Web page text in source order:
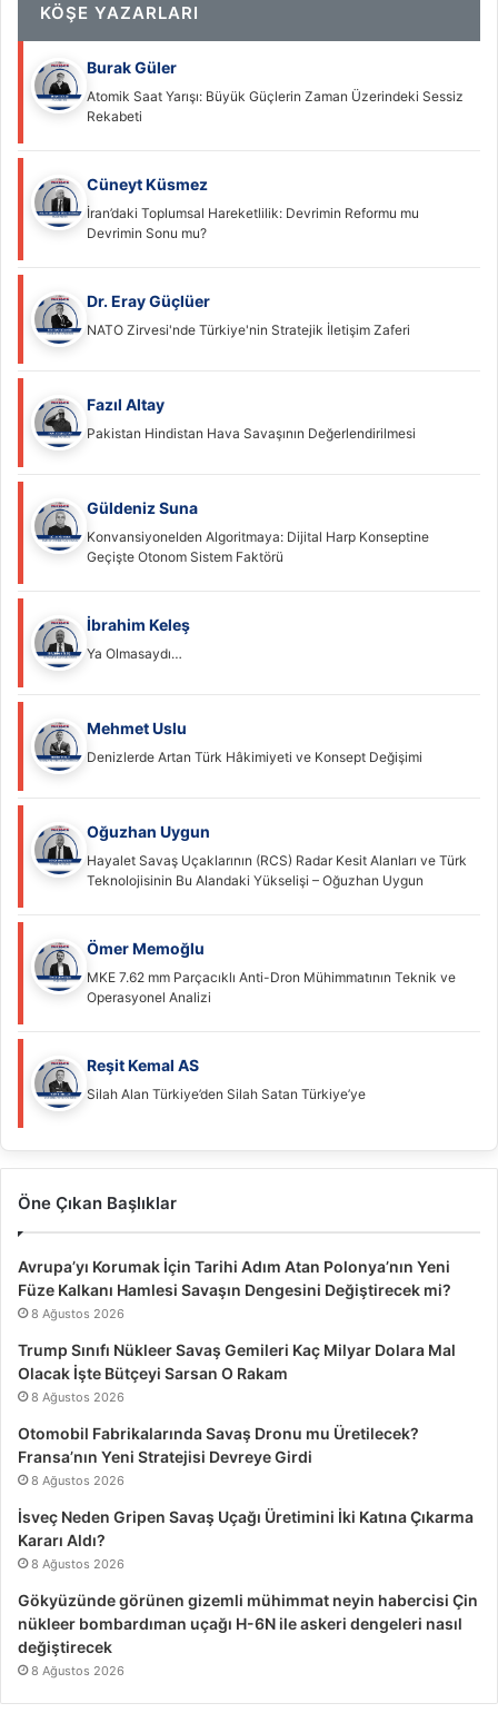
KÖŞE YAZARLARI
Burak Güler
Atomik Saat Yarışı: Büyük Güçlerin Zaman Üzerindeki Sessiz
Rekabeti
Cüneyt Küsmez
İran’daki Toplumsal Hareketlilik: Devrimin Reformu mu
Devrimin Sonu mu?
Dr. Eray Güçlüer
NATO Zirvesi'nde Türkiye'nin Stratejik İletişim Zaferi
Fazıl Altay
Pakistan Hindistan Hava Savaşının Değerlendirilmesi
Güldeniz Suna
Konvansiyonelden Algoritmaya: Dijital Harp Konseptine
Geçişte Otonom Sistem Faktörü
İbrahim Keleş
Ya Olmasaydı…
Mehmet Uslu
Denizlerde Artan Türk Hâkimiyeti ve Konsept Değişimi
Oğuzhan Uygun
Hayalet Savaş Uçaklarının (RCS) Radar Kesit Alanları ve Türk
Teknolojisinin Bu Alandaki Yükselişi – Oğuzhan Uygun
Ömer Memoğlu
MKE 7.62 mm Parçacıklı Anti-Dron Mühimmatının Teknik ve
Operasyonel Analizi
Reşit Kemal AS
Silah Alan Türkiye’den Silah Satan Türkiye’ye
Öne Çıkan Başlıklar
Avrupa’yı Korumak İçin Tarihi Adım Atan Polonya’nın Yeni
Füze Kalkanı Hamlesi Savaşın Dengesini Değiştirecek mi?
8 Ağustos 2026
Trump Sınıfı Nükleer Savaş Gemileri Kaç Milyar Dolara Mal
Olacak İşte Bütçeyi Sarsan O Rakam
8 Ağustos 2026
Otomobil Fabrikalarında Savaş Dronu mu Üretilecek?
Fransa’nın Yeni Stratejisi Devreye Girdi
8 Ağustos 2026
İsveç Neden Gripen Savaş Uçağı Üretimini İki Katına Çıkarma
Kararı Aldı?
8 Ağustos 2026
Gökyüzünde görünen gizemli mühimmat neyin habercisi Çin
nükleer bombardıman uçağı H-6N ile askeri dengeleri nasıl
değiştirecek
8 Ağustos 2026